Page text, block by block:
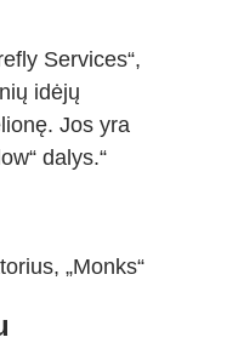
Services“,
idėjų
Jos yra
dalys.“
„Monks“